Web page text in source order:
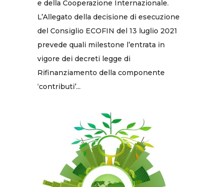
e della Cooperazione Internazionale.
L’Allegato della decisione di esecuzione
del Consiglio ECOFIN del 13 luglio 2021
prevede quali milestone l’entrata in
vigore dei decreti legge di
Rifinanziamento della componente
‘contributi’...